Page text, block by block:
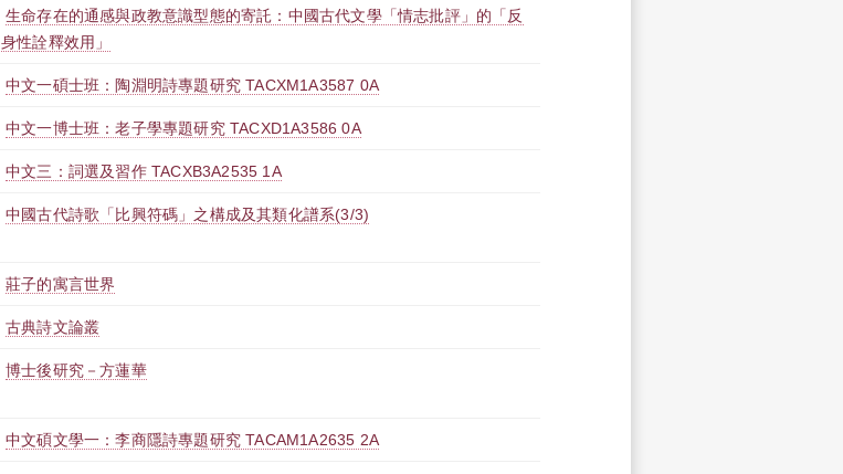
生命存在的通感與政教意識型態的寄託：中國古代文學「情志批評」的「反
身性詮釋效用」
中文一碩士班：陶淵明詩專題研究 TACXM1A3587 0A
中文一博士班：老子學專題研究 TACXD1A3586 0A
中文三：詞選及習作 TACXB3A2535 1A
中國古代詩歌「比興符碼」之構成及其類化譜系(3/3)
莊子的寓言世界
古典詩文論叢
博士後研究－方蓮華
中文碩文學一：李商隱詩專題研究 TACAM1A2635 2A